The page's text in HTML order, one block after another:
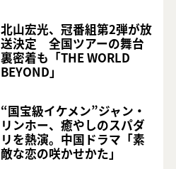
北山宏光、冠番組第2弾が放
送決定 全国ツアーの舞台
裏密着も「THE WORLD
BEYOND」
“国宝級イケメン”ジャン・
リンホー、癒やしのスパダ
リを熱演。中国ドラマ「素
敵な恋の咲かせかた」